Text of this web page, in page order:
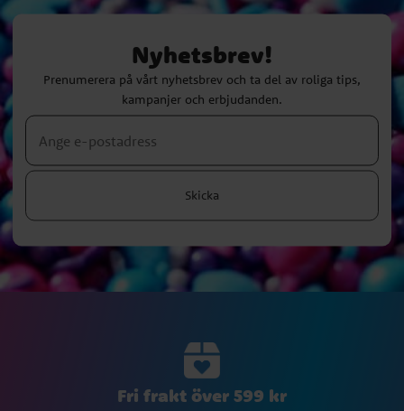
Nyhetsbrev!
Prenumerera på vårt nyhetsbrev och ta del av roliga tips,
kampanjer och erbjudanden.
Skicka
Fri frakt över 599 kr